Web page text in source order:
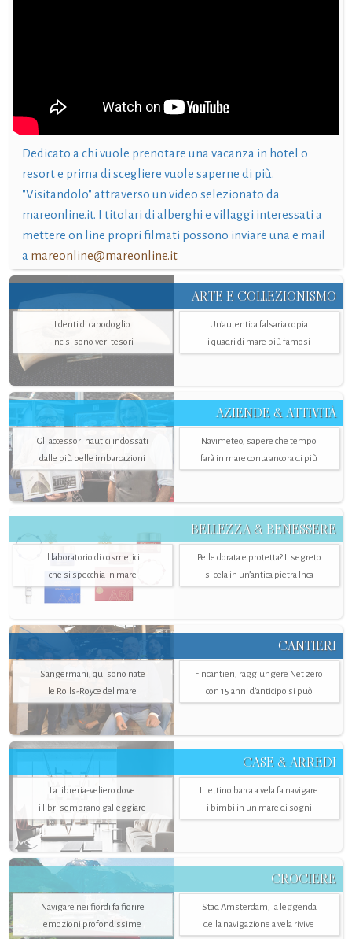
Dedicato a chi vuole prenotare una vacanza in hotel o
resort e prima di scegliere vuole saperne di più.
"Visitandolo" attraverso un video selezionato da
mareonline.it. I titolari di alberghi e villaggi interessati a
mettere on line propri filmati possono inviare una e mail
a mareonline@mareonline.it
ARTE E COLLEZIONISMO
I denti di capodoglio
incisi sono veri tesori
Un’autentica falsaria copia
i quadri di mare più famosi
AZIENDE & ATTIVITÀ
Gli accessori nautici indossati
dalle più belle imbarcazioni
Navimeteo, sapere che tempo
farà in mare conta ancora di più
BELLEZZA & BENESSERE
Il laboratorio di cosmetici
che si specchia in mare
Pelle dorata e protetta? Il segreto
si cela in un’antica pietra Inca
CANTIERI
Sangermani, qui sono nate
le Rolls-Royce del mare
Fincantieri, raggiungere Net zero
con 15 anni d'anticipo si può
CASE & ARREDI
La libreria-veliero dove
i libri sembrano galleggiare
Il lettino barca a vela fa navigare
i bimbi in un mare di sogni
CROCIERE
Navigare nei fiordi fa fiorire
emozioni profondissime
Stad Amsterdam, la leggenda
della navigazione a vela rivive